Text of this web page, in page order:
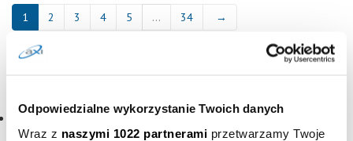
Odpowiedzialne wykorzystanie Twoich danych
Wraz z naszymi 1022 partnerami przetwarzamy Twoje
1 2 3 4 5 … 34 →
Jak odblokować kartę?
11.05.2026 | Karta kredytowa